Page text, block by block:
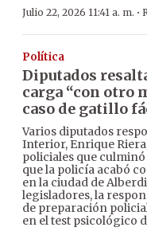
Julio 22, 2026 11:41 a. m. ·
Política
Diputados
carga “con otro
caso de gatillo
Varios diputados
Interior, Enrique
policiales que
que la policía acabó
en la ciudad de
legisladores, la
de preparación
en el test psicológico